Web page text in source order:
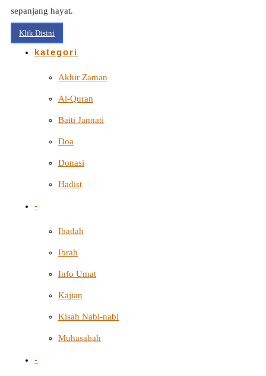
sepanjang hayat.
Klik Disini
kategori
Akhir Zaman
Al-Quran
Baiti Jannati
Doa
Donasi
Hadist
-
Ibadah
Ibrah
Info Umat
Kajian
Kisah Nabi-nabi
Muhasabah
-